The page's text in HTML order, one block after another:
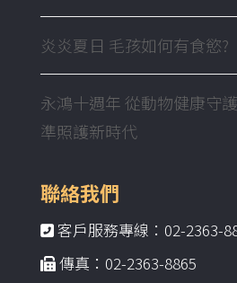
炎炎夏日 毛孩如何有食慾?
永鴻十週年 從動物健康守
準照護新時代
聯絡我們
客戶服務專線：02-2363-
傳真：02-2363-8865